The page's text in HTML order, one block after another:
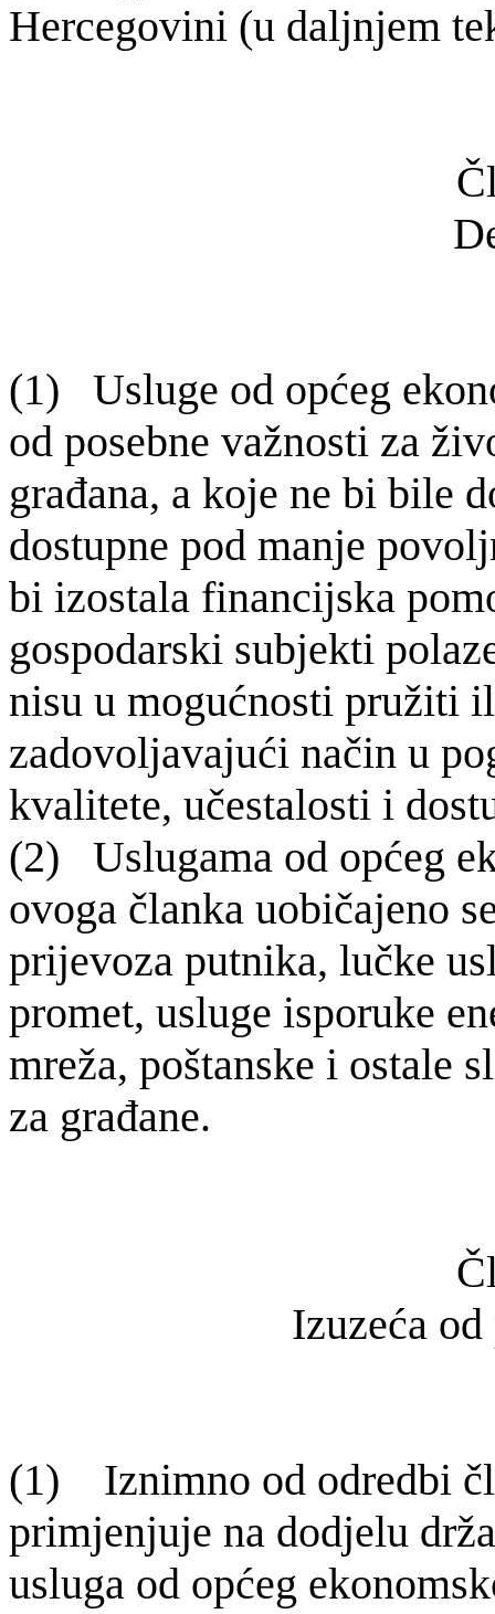
Hercegovini (u daljnjem
(1) Usluge od općeg
od posebne važnosti za
građana, a koje ne bi bile
dostupne pod manje
bi izostala financijska
gospodarski subjekti
nisu u mogućnosti pružiti
zadovoljavajući način u
kvalitete, učestalosti i
(2) Uslugama od općeg
ovo­ga članka uobičajeno
prijevoza putnika, lučke
promet, usluge isporuke
mreža, poštanske i ostale
za građane.
Izuzeća
(1) Iznimno od odredbi
primjenjuje na dodjelu
usluga od općeg